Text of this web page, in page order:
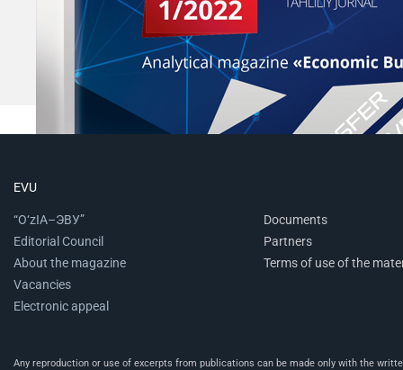
EVU
“O‘zIA–ЭВУ”
Editorial Council
About the magazine
Vacancies
Electronic appeal
Documents
Partners
Terms of use of the
Any reproduction or use of excerpts from publications can be made only with the